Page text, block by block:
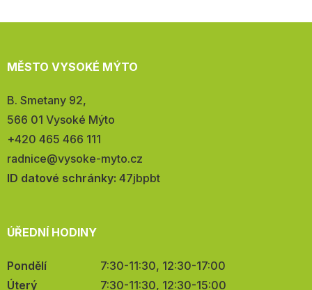
MĚSTO VYSOKÉ MÝTO
Adresa:
B. Smetany 92,
566 01 Vysoké Mýto
Telefon:
+420 465 466 111
E-
mail:
radnice@vysoke-myto.cz
ID datové schránky: 47jbpbt
ÚŘEDNÍ HODINY
Pondělí
7:30-11:30, 12:30-17:00
Úterý
7:30-11:30, 12:30-15:00